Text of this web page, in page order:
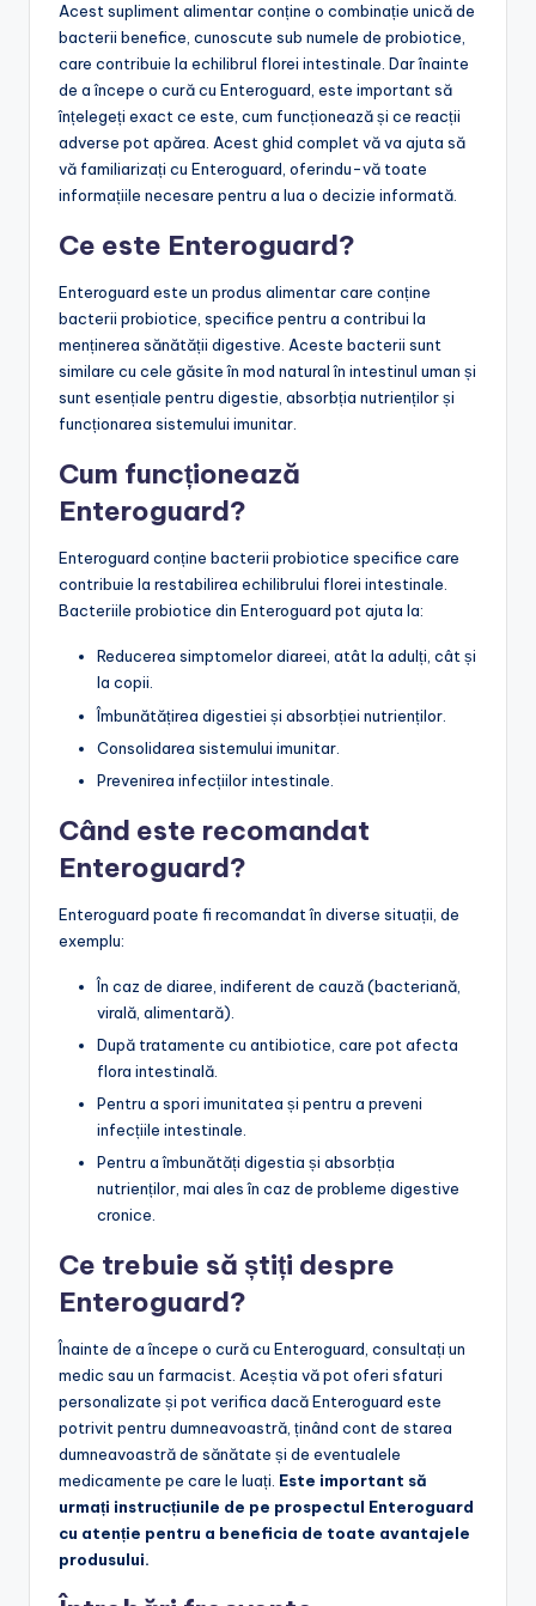
Acest supliment alimentar conține o combinație unică de
bacterii benefice, cunoscute sub numele de probiotice,
care contribuie la echilibrul florei intestinale. Dar înainte
de a începe o cură cu Enteroguard, este important să
înțelegeți exact ce este, cum funcționează și ce reacții
adverse pot apărea. Acest ghid complet vă va ajuta să
vă familiarizați cu Enteroguard, oferindu-vă toate
informațiile necesare pentru a lua o decizie informată.
Ce este Enteroguard?
Enteroguard este un produs alimentar care conține
bacterii probiotice, specifice pentru a contribui la
menținerea sănătății digestive. Aceste bacterii sunt
similare cu cele găsite în mod natural în intestinul uman și
sunt esențiale pentru digestie, absorbția nutrienților și
funcționarea sistemului imunitar.
Cum funcționează
Enteroguard?
Enteroguard conține bacterii probiotice specifice care
contribuie la restabilirea echilibrului florei intestinale.
Bacteriile probiotice din Enteroguard pot ajuta la:
Reducerea simptomelor diareei, atât la adulți, cât și
la copii.
Îmbunătățirea digestiei și absorbției nutrienților.
Consolidarea sistemului imunitar.
Prevenirea infecțiilor intestinale.
Când este recomandat
Enteroguard?
Enteroguard poate fi recomandat în diverse situații, de
exemplu:
În caz de diaree, indiferent de cauză (bacteriană,
virală, alimentară).
După tratamente cu antibiotice, care pot afecta
flora intestinală.
Pentru a spori imunitatea și pentru a preveni
infecțiile intestinale.
Pentru a îmbunătăți digestia și absorbția
nutrienților, mai ales în caz de probleme digestive
cronice.
Ce trebuie să știți despre
Enteroguard?
Înainte de a începe o cură cu Enteroguard, consultați un
medic sau un farmacist. Aceștia vă pot oferi sfaturi
personalizate și pot verifica dacă Enteroguard este
potrivit pentru dumneavoastră, ținând cont de starea
dumneavoastră de sănătate și de eventualele
medicamente pe care le luați. Este important să
urmați instrucțiunile de pe prospectul Enteroguard
cu atenție pentru a beneficia de toate avantajele
produsului.